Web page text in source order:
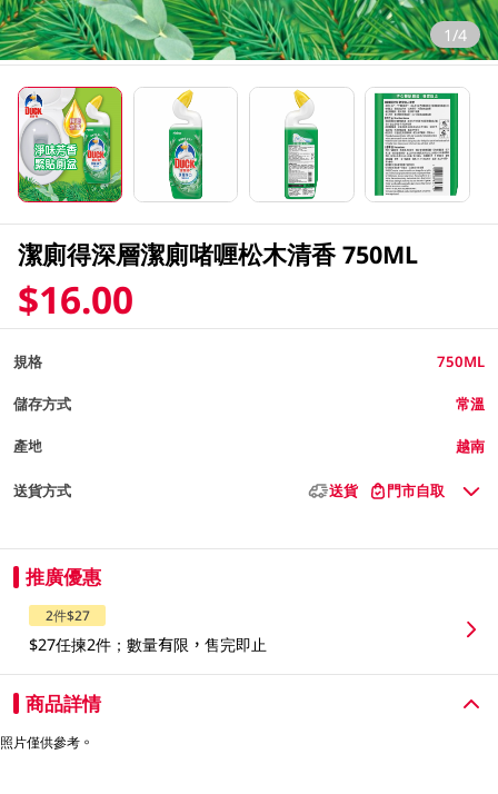
1/4
潔廁得深層潔廁啫喱松木清香 750ML
$16.00
規格 750ML
儲存方式 常溫
產地 越南
送貨方式 送貨 門市自取
推廣優惠
2件$27
$27任揀2件；數量有限，售完即止
商品詳情
照片僅供參考。